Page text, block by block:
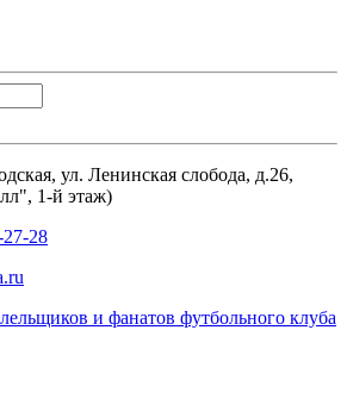
ул. Ленинская слобода, д.26,
1-й этаж)
28